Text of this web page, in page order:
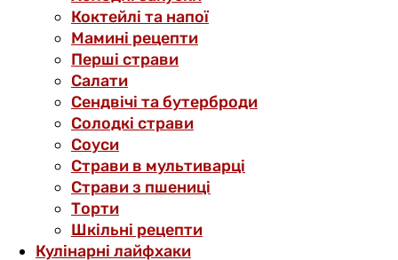
Коктейлі та напої
Мамині рецепти
Перші страви
Салати
Сендвічі та бутерброди
Солодкі страви
Соуси
Страви в мультиварці
Страви з пшениці
Торти
Шкільні рецепти
Кулінарні лайфхаки